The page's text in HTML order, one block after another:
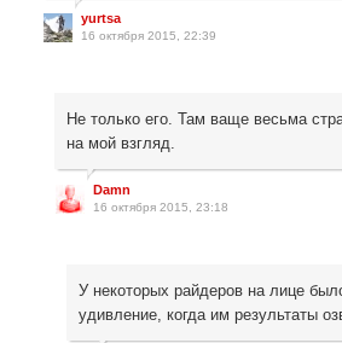
yurtsa
16 октября 2015, 22:39
Не только его. Там ваще весьма
на мой взгляд.
Damn
16 октября 2015, 23:18
У некоторых райдеров на лице
удивление, когда им результаты